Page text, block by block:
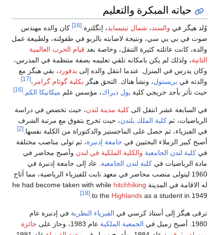
حياته المبكرة والتعليم
وُلد هيگز في والسند، شمال تينيسايد، إنگلترة. [16]
كان والده مهندس
صوت في بي بي سي، ونتيجة لاصابته بالربو في طفولته، ولطبيعة عمل
والده، كانت عائلته كثيرة التنقل، وخاصة بعد قيام الحرب العالمية
الثانية، ولذلك لم يكن بامكانه تلقي تعليمه بصفة منتظمة في المدرس،
وكان يدرس في المنزل. عندما انتقل والده إلى بدفورد، بقي هيگز مع
والدته في بريستول، ونشأ هناك. التحق هيگز بكلية گوثام گرامر ،[17]
حيث تأثر بأحد خريجي كلية پول ديراك، مؤسس علم ميكانيكا الكم [16]
في السابعة عشر انتقل الى كلية مدينة لندن، حيث تخصص في دراسة
الرياضيات، ثم كلية الملك بلندن، حيث تخرج بتفوق مع مرتبة الشرف
في الفيزياء، ثم حصل على الماجستير والدكتوراة من الكلية نفسها. [2]
أصبح كبير الزملاء البحثيين في جامعة إدنبرة، ثم تولى مناصب مختلفة
في كلية لندن الجامعية والكلية الملكية في لندن وأصبح محاضر في
مادة الرياضيات في كلية لندن الجامعية . عاد إلى جامعة إدنبرة في
1960 ليتولى منصب محاضر في معهد تايت للفيزياء الرياضية، مما أتاح
له الاقامة في المدينة he had become taken with while hitchhiking
to the Highlands as a student in 1949.
[18]
ترقى هيگز إلى أستاذ كرسي في الفيزياء النظرية في إدنبرة عام
1980. أصبح زميل في
الجمعية الملكية عام 1983، وحاز على
جائزة